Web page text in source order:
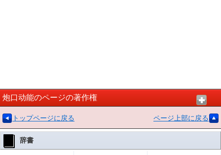
炮口动能のページの著作権
トップページに戻る ページ上部に戻る
辞書